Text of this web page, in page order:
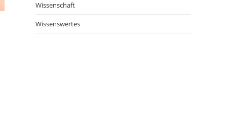
Wissenschaft
Wissenswertes